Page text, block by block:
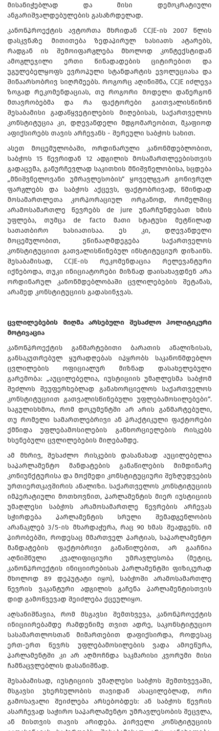
მისანიჭებლად და მისი დემოკრატიული
ანგარიშვალდებულების გასაზრდელად.
კანონპროექტის ავტორთა მხრიდან CCJE-ის 2007 წლის
დასკვნაზე მითითება ზედაპირულ ხასიათს ატარებს,
რადგან ის შემოიფარგლება მხოლოდ კონტექსტიდან
ამოგლეჯილი ერთი წინადადების ციტირებით და
უგულებელყოფს ევროპული სტანდარტის ევოლუციასა და
შინაარსობრივ სიღრმეებს. როგორც აღინიშნა, CCJE იძლევა
ზოგად რეკომენდაციას, თუ როგორი მოდელი დანერგონ
მთავრობებმა და რა ფაქტორები გაითვალისწინონ
შესაბამისი გადაწყვეტილების მიღებისას, საქართველოს
კონსტიტუცია კი, დღევანდელი მდგომარეობით, მკაფიოდ
აფიქსირებს თავის არჩევანს - შერეული საბჭოს სახით.
ასეთ მოცემულობაში, ორდინარული კანონმდებლობით,
საბჭოს 15 წევრიდან 12 ადგილის მოსამართლეებისთვის
გადაცემა, განურჩევლად საკითხის მნიშვნელობისა, სცდება
„მნიშვნელოვანი უმრავლესობის“ ყოველგვარ გონივრულ
ფარგლებს და საბჭოს აქცევს, ფაქტობრივად, წმინდად
მოსამართლეთა კორპორაციულ ორგანოდ, რომელშიც
არამოსამართლე წევრებს de jure უნარჩუნდებათ ხმის
უფლება, თუმცა de facto მათი სტატუსი მეტწილად
სათათბირო ხასიათისაა. ეს კი, დღევანდელი
მოცემულობით, ეწინააღმდეგება საქართველოს
კონსტიტუციით გათვალისწინებულ ინსტიტუციურ დიზაინს.
შესაბამისად, CCJE-ის რეკომენდაცია რელევანტური
იქნებოდა, თუკი ინიციატორები მიზნად დაისახავდნენ არა
ორდინარულ კანონმდებლობაში ცვლილებების შეტანას,
არამედ კონსტიტუციის გადასინჯვას.
ცვლილებების მიღმა არსებული შესაძლო პოლიტიკური
მოტივაცია
კანონპროექტის განმარტებითი ბარათის ანალიზისას,
განსაკუთრებულ ყურადღებას იპყრობს საკანონმდებლო
ცვლილების ოფიციალურ მიზნად დასახელებული
გარემობა: „აუცილებელია, იუსტიციის უმაღლესმა საბჭომ
შეძლოს შეუფერხებლად განახორციელოს საქართველოს
კონსტიტუციით გათვალისწინებული უფლებამოსილებები“.
საგულისხმოა, რომ დოკუმენტში არ არის განმარტებული,
თუ რომელი სამართლებრივი ან პრაქტიკული ფაქტორები
ქმნიდა უფლებამოსილების განხორციელების რისკებს
ხსენებული ცვლილებების მიღებამდე.
ამ მხრივ, შესაძლო რისკების დასანახად აუცილებელია
საპარლამენტო მანდატების განაწილების მიმდინარე
კონიუნქტურისა და მოქმედი კონსტიტუციური შეზღუდვების
ურთიერთკავშირის ანალიზი. საქართველოს კონსტიტუციის
იმპერატიული მოთხოვნით, პარლამენტის მიერ იუსტიციის
უმაღლესი საბჭოს არამოსამართლე წევრების არჩევას
სჭირდება პარლამენტის სრული შემადგენლობის
არანაკლებ 3/5-ის მხარდაჭერა, რაც 90 ხმას შეადგენს. იმ
პირობებში, როდესაც მმართველ პარტიას, საპარლამენტო
მანდატების ფაქტობრივი განაწილებით, არ გააჩნია
აღნიშნული კვალიფიციური უმრავლესობა (მეტიც,
კანონპროექტის ინიციირებისას პარლამენტში ფიზიკურად
მხოლოდ 89 დეპუტატი იყო), საბჭოში არამოსამართლე
წევრის ვაკანტური ადგილის გაჩენა პარლამენტისთვის
დიდ გამოწვევად შეიძლება ქცეულიყო.
აღსანიშნავია, რომ მსგავსი შემთხვევა, კანონპროექტის
ინიციირებამდე რამდენიმე თვით ადრე, საკონსტიტუციო
სასამართლოსთან მიმართებით დაფიქსირდა, როდესაც
ერთ-ერთ წევრს უფლებამოსილების ვადა ამოეწურა,
პარლამენტში კი არ აღმოჩნდა საკმარისი კვორუმი მისი
ჩამნაცვლებლის დასანიშნად.
შესაბამისად, იუსტიციის უმაღლესი საბჭოს შემთხვევაში,
მსგავსი უხერხულობის თავიდან ასაცილებლად, ორი
გამოსავალი შეიძლება არსებობდეს: ან საბჭოს წევრის
ასარჩევად საჭირო საპარლამენტო უმრავლესობის შეცვლა,
ან მისთვის თავის არიდება. პირველი კონსტიტუციის